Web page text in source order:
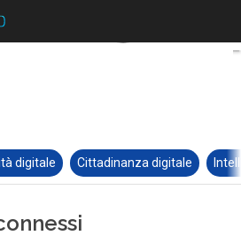
digitale Cittadinanza digitale